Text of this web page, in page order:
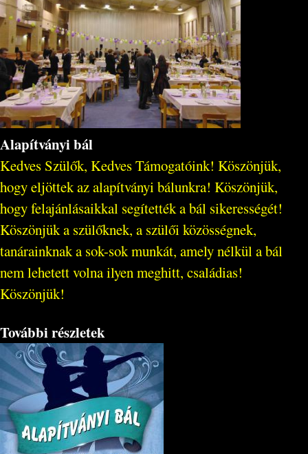
Alapítványi bál
Kedves Szülők, Kedves Támogatóink! Köszönjük,
hogy eljöttek az alapítványi bálunkra! Köszönjük,
hogy felajánlásaikkal segítették a bál sikerességét!
Köszönjük a szülőknek, a szülői közösségnek,
tanárainknak a sok-sok munkát, amely nélkül a bál
nem lehetett volna ilyen meghitt, családias!
Köszönjük!
További részletek